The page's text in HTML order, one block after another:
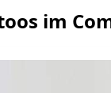
im